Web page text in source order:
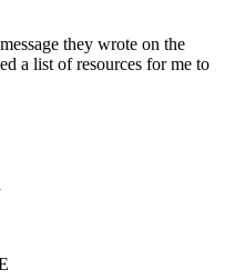
they wrote on the
a list of resources for me to